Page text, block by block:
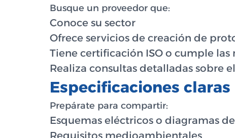
Busque un proveedor que:
Conoce su sector
Ofrece servicios de creación de
Tiene certificación ISO o cumple
Realiza consultas detalladas sobre
Especificaciones claras
Prepárate para compartir:
Esquemas eléctricos o diagramas
Requisitos medioambientales